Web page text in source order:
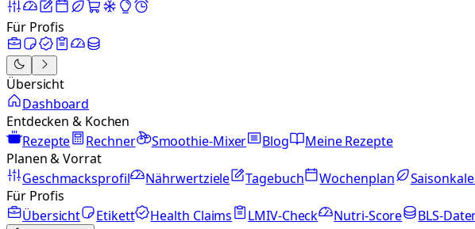
Für Profis
Übersicht
Dashboard
Entdecken & Kochen
Rezepte
Rechner Smoothie-Mixer Blog
Meine Rezepte
Planen & Vorrat
Geschmacksprofil
Nährwertziele Tagebuch Wochenplan
Für Profis
Übersicht
Etikett Health Claims LMIV-Check Nutri-Score BLS-